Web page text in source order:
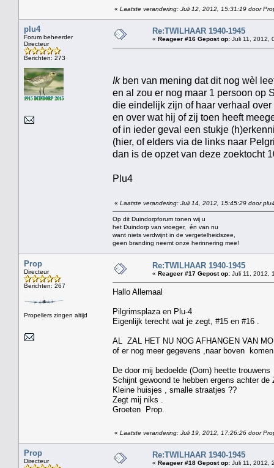
« Laatste verandering: Juli 12, 2012, 15:31:19 door
plu4
Forum beheerder
Directeur
Berichten: 273
Re:TWILHAAR 1940-1945
« Reageer #16 Gepost op: Juli 11, 2012,
Ik ben van mening dat dit nog wèl
en al zou er nog maar 1 persoon op
die eindelijk zijn of haar verhaal
en over wat hij of zij toen heeft
of in ieder geval een stukje
(hier, of elders via de links naar
dan is de opzet van deze zoektocht
Plu4
« Laatste verandering: Juli 14, 2012, 15:45:29 door
Op dit Duindorpforum tonen wij u
het Duindorp van vroeger, én van nu
want niets verdwijnt in de vergetelheidszee,
geen branding neemt onze herinnering mee!
Prop
Directeur
Berichten: 267
Propellers zingen altijd
Re:TWILHAAR 1940-1945
« Reageer #17 Gepost op: Juli 11, 2012,
Hallo Allemaal
Pilgrimsplaza en Plu-4
Eigenlijk terecht wat je zegt, #15 en #16 .
AL ZAL HET NU NOG AFHANGEN VAN
of er nog meer gegevens ,naar boven
De door mij bedoelde (Oom) heette
Schijnt gewoond te hebben ergens achter
Kleine huisjes , smalle straatjes ??
Zegt mij niks .
Groeten Prop.
« Laatste verandering: Juli 19, 2012, 17:26:26 door
Prop
Directeur
Re:TWILHAAR 1940-1945
« Reageer #18 Gepost op: Juli 11, 2012,